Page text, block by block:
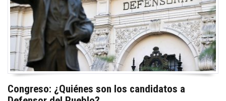
Congreso: ¿Quiénes son los candidatos a